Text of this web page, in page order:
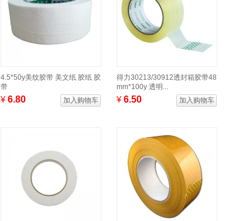
4.5*50y美纹胶带 美文纸 胶纸 胶
带
¥6.80 加入购物车
得力30213/30912透封箱胶带48
mm*100y 透明...
¥6.50 加入购物车